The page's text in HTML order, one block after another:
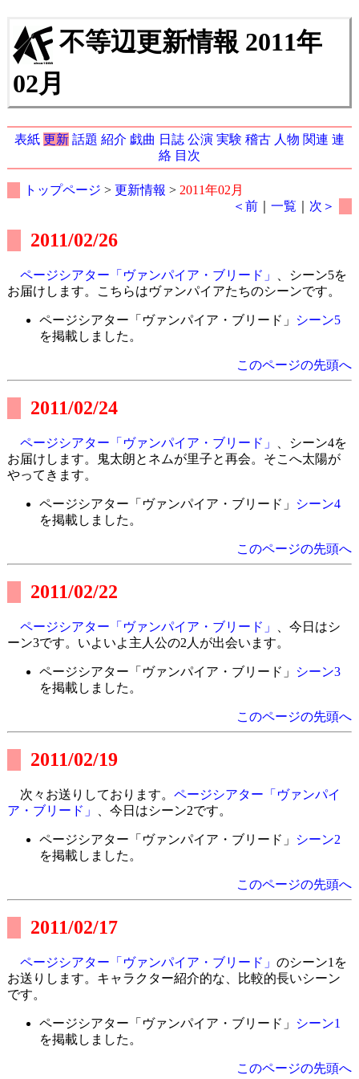
不等辺更新情報 2011年
02月
表紙 更新 話題 紹介 戯曲 日誌 公演 実験 稽古 人物 関連 連
絡 目次
トップページ > 更新情報 > 2011年02月
＜前 ｜一覧 次＞
2011/02/26
ページシアター「ヴァンパイア・ブリード」
、シーン5を
お届けします。こちらはヴァンパイアたちのシーンです。
ページシアター「ヴァンパイア・ブリード」
シーン5
を掲載しました。
このページの先頭へ
2011/02/24
ページシアター「ヴァンパイア・ブリード」
、シーン4を
お届けします。鬼太朗とネムが里子と再会。そこへ太陽が
やってきます。
ページシアター「ヴァンパイア・ブリード」
シーン4
を掲載しました。
このページの先頭へ
2011/02/22
ページシアター「ヴァンパイア・ブリード」
、今日はシ
ーン3です。いよいよ主人公の2人が出会います。
ページシアター「ヴァンパイア・ブリード」
シーン3
を掲載しました。
このページの先頭へ
2011/02/19
次々お送りしております。 ページシアター「ヴァンパイ
ア・ブリード」
、今日はシーン2です。
ページシアター「ヴァンパイア・ブリード」
シーン2
を掲載しました。
このページの先頭へ
2011/02/17
ページシアター「ヴァンパイア・ブリード」 のシーン1を
お送りします。キャラクター紹介的な、比較的長いシーン
です。
ページシアター「ヴァンパイア・ブリード」
シーン1
を掲載しました。
このページの先頭へ